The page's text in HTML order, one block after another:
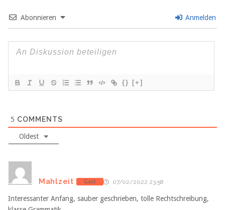
Abonnieren Anmelden
{} [+]
5 COMMENTS
Oldest
Mahlzeit Gast 07/02/2022 23:58
Interessanter Anfang, sauber geschrieben, tolle Rechtschreibung,